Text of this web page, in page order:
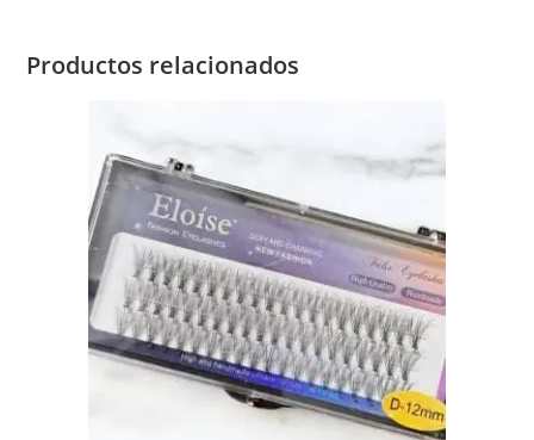
Productos relacionados